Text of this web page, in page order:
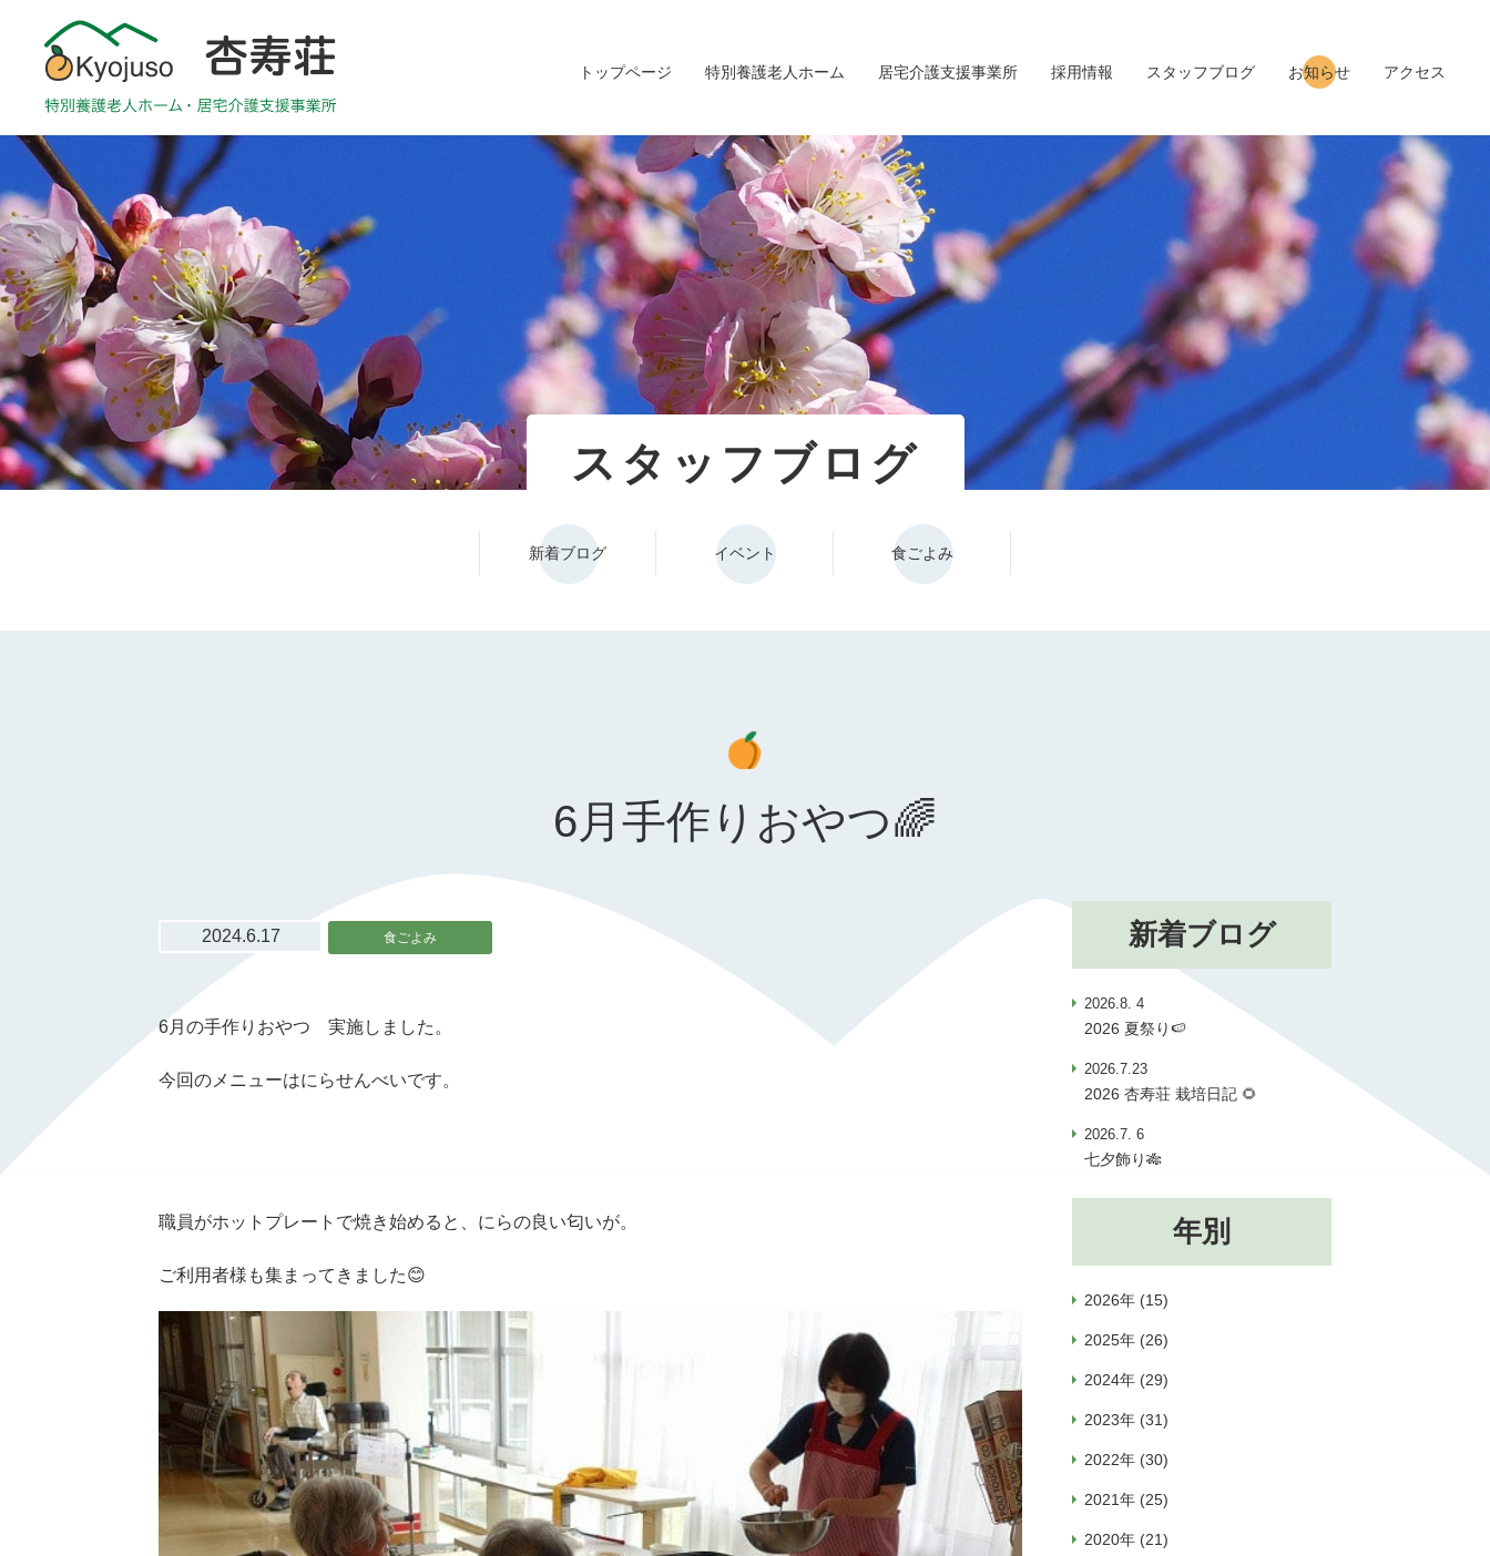
トップページ 特別養護老人ホーム 居宅介護支援事業所 採用情報 スタッフブログ お知らせ アクセス
スタッフブログ
新着ブログ イベント 食ごよみ
6月手作りおやつ🌈
2024.6.17 食ごよみ
6月の手作りおやつ 実施しました。
今回のメニューはにらせんべいです。
職員がホットプレートで焼き始めると、にらの良い匂いが。
ご利用者様も集まってきました😊
新着ブログ
2026.8. 4
2026 夏祭り🍉
2026.7.23
2026 杏寿荘 栽培日記 🌻
2026.7. 6
七夕飾り🎋
年別
2026年 (15)
2025年 (26)
2024年 (29)
2023年 (31)
2022年 (30)
2021年 (25)
2020年 (21)